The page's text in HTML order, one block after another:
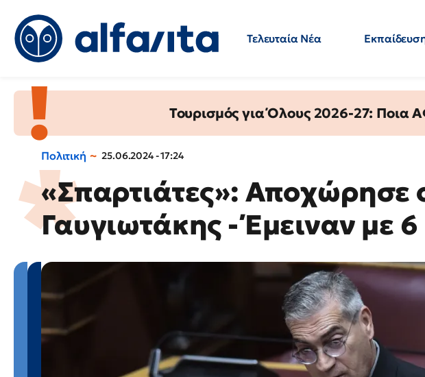
Τελευταία Νέα
Τουρισμός για Όλους 2026-27:
Πολιτική 25.06.2024 - 17:24
«Σπαρτιάτες»: Αποχώρησε
Γαυγιωτάκης - Έμειναν με